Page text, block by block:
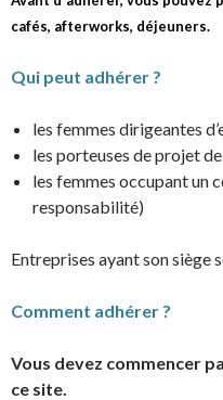
cafés, afterworks, déjeuners.
Qui peut adhérer ?
les femmes dirigeantes
les porteuses de projet
les femmes occupant un
responsabilité)
Entreprises ayant son siège
Comment adhérer ?
Vous devez commencer
ce site.